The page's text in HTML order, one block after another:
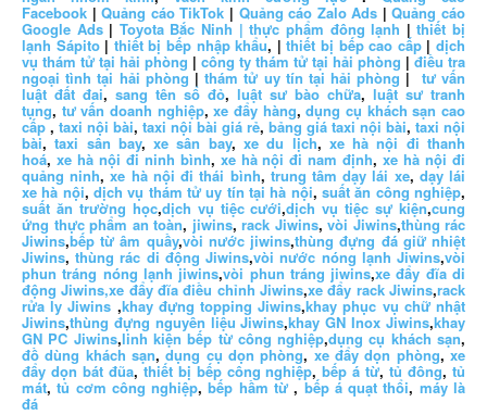
Facebook |Quảng cáo TikTok | Quảng cáo Zalo Ads |Quảng cáo
Google Ads| Toyota Bắc Ninh | thực phẩm đông lạnh |thiết bị
lạnh Sápito |thiết bị bếp nhập khẩu, |thiết bị bếp cao cấp|dịch
vụ thám tử tại hải phòng | công ty thám tử tại hải phòng |điều tra
ngoại tình tại hải phòng |thám tử uy tín tại hải phòng | tư vấn
luật đất đai, sang tên sổ đỏ, luật sư bào chữa, luật sư tranh
tụng, tư vấn doanh nghiệp,xe đẩy hàng,dụng cụ khách sạn cao
cấp, taxi nội bài, taxi nội bài giá rẻ, bảng giá taxi nội bài, taxi nội
bài,taxi sân bay,xe sân bay,xe du lịch, xe hà nội đi thanh
hoá, xe hà nội đi ninh bình, xe hà nội đi nam định,xe hà nội đi
quảng ninh,xe hà nội đi thái bình, trung tâm dạy lái xe, dạy lái
xe hà nội,dịch vụ thám tử uy tín tại hà nội,suất ăn công nghiệp,
suất ăn trường học,dịch vụ tiệc cưới,dịch vụ tiệc sự kiện,cung
ứng thực phẩm an toàn, jiwins, rack Jiwins, vòi Jiwins,thùng rác
Jiwins,bếp từ âm quầy,vòi nước jiwins,thùng đựng đá giữ nhiệt
Jiwins,thùng rác di động Jiwins,vòi nước nóng lạnh Jiwins,vòi
phun tráng nóng lạnh jiwins,vòi phun tráng jiwins,xe đẩy đĩa di
động Jiwins,xe đẩy đĩa điều chỉnh Jiwins,xe đẩy rack Jiwins,rack
rửa ly Jiwins ,khay đựng topping Jiwins,khay phục vụ chữ nhật
Jiwins,thùng đựng nguyên liệu Jiwins,khay GN Inox Jiwins,khay
GN PC Jiwins,linh kiện bếp từ công nghiệp,dụng cụ khách sạn,
đồ dùng khách sạn,dụng cụ dọn phòng,xe đẩy dọn phòng,xe
đẩy dọn bát đũa,thiết bị bếp công nghiệp,bếp á từ,tủ đông,tủ
mát,tủ cơm công nghiệp,bếp hầm từ ,bếp á quạt thổi, máy là
đá